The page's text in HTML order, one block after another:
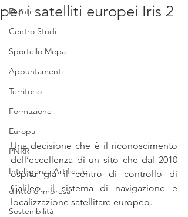
Eventi
Centro Studi
Sportello Mepa
Appuntamenti
Territorio
Formazione
Europa
PNRR
Intelligenza Artificiale
diritto d'impresa
Sostenibilità
per i satelliti europei Iris 2
Una decisione che è il riconoscimento
dell’eccellenza di un sito che dal 2010
ospita già il centro di controllo di
Galileo, il sistema di navigazione e
localizzazione satellitare europeo.